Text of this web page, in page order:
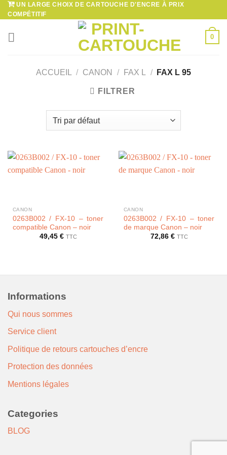
Passer
au
contenu
UN LARGE CHOIX DE CARTOUCHE D'ENCRE À PRIX
COMPÉTITIF
0
ACCUEIL / CANON / FAX L / FAX L 95
FILTRER
CANON
0263B002 / FX-10 – toner
compatible Canon – noir
49,45 € TTC
CANON
0263B002 / FX-10 – toner
de marque Canon – noir
72,86 € TTC
Informations
Qui nous sommes
Service client
Politique de retours cartouches d’encre
Protection des données
Mentions légales
Categories
BLOG